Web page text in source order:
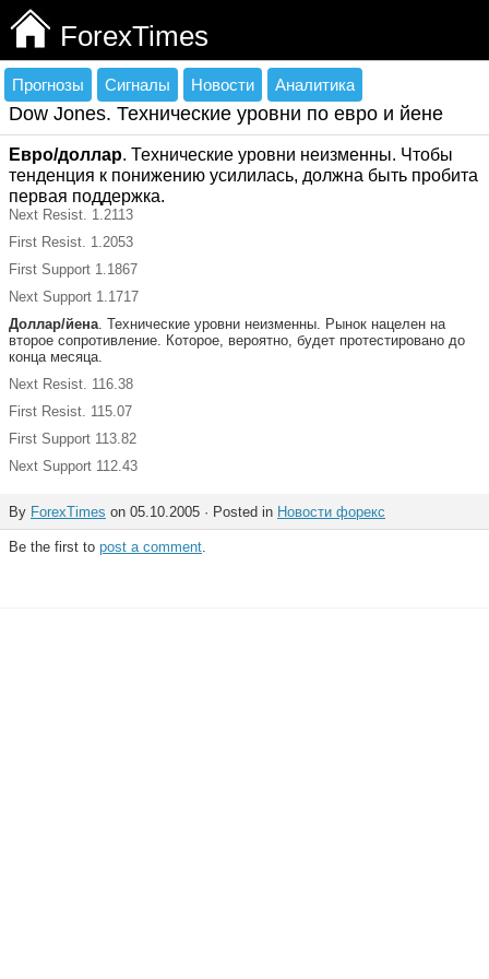
ForexTimes
Прогнозы Сигналы Новости Аналитика
Dow Jones. Технические уровни по евро и йене
Евро/доллар. Технические уровни неизменны. Чтобы
тенденция к понижению усилилась, должна быть пробита
первая поддержка.
Next Resist. 1.2113
First Resist. 1.2053
First Support 1.1867
Next Support 1.1717
Доллар/йена. Технические уровни неизменны. Рынок нацелен на
второе сопротивление. Которое, вероятно, будет протестировано до
конца месяца.
Next Resist. 116.38
First Resist. 115.07
First Support 113.82
Next Support 112.43
By ForexTimes on 05.10.2005 · Posted in Новости форекс
Be the first to post a comment.